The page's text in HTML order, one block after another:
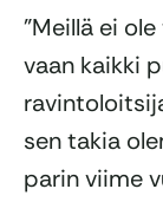
”Meillä ei
vaan kaikki
sen takia
parin viime